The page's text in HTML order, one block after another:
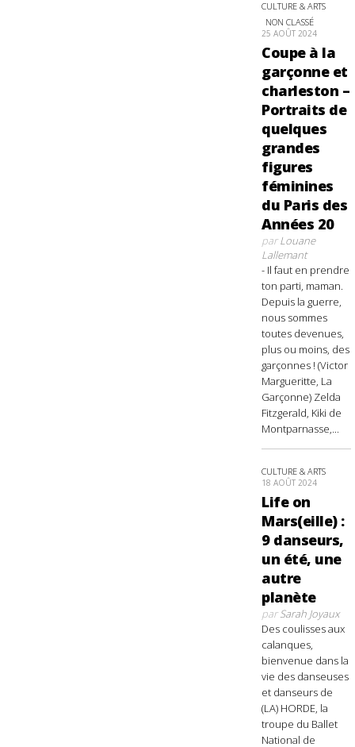
CULTURE & ARTS
NON CLASSÉ
25 AOÛT 2024
Coupe à la
garçonne et
charleston –
Portraits de
quelques
grandes
figures
féminines
du Paris des
Années 20
parLouane
Lallemant
- Il faut en prendre
ton parti, maman.
Depuis la guerre,
nous sommes
toutes devenues,
plus ou moins, des
garçonnes ! (Victor
Margueritte, La
Garçonne) Zelda
Fitzgerald, Kiki de
Montparnasse,...
CULTURE & ARTS
18 AOÛT 2024
Life on
Mars(eille) :
9 danseurs,
un été, une
autre
planète
parSarah Joyaux
Des coulisses aux
calanques,
bienvenue dans la
vie des danseuses
et danseurs de
(LA) HORDE, la
troupe du Ballet
National de